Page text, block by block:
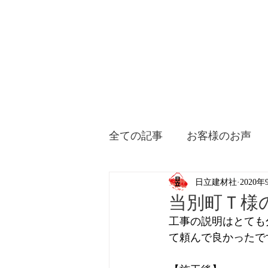
全ての記事 お客様のお声
当別町Ｔ様
日立建材社 2020年
工事の説明はとて
て頼んで良かったで